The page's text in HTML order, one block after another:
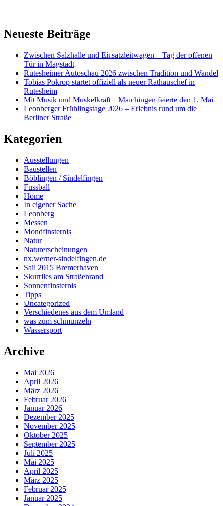
Neueste Beiträge
Zwischen Salzhalle und Einsatzleitwagen – Tag der offenen
Tür in Magstadt
Rutesheimer Autoschau 2026 zwischen Tradition und Wandel
Tobias Pokrop startet offiziell als neuer Rathauschef in
Rutesheim
Mit Musik und Muskelkraft – Maichingen feierte den 1. Mai
Leonberger Frühlingstage 2026 – Erlebnis rund um die
Berliner Straße
Kategorien
Ausstellungen
Baustellen
Böblingen / Sindelfingen
Fussball
Home
In eigener Sache
Leonberg
Messen
Mondfinsternis
Natur
Naturerscheinungen
nx.werner-sindelfingen.de
Sail 2015 Bremerhaven
Skurriles am Straßenrand
Sonnenfinsternis
Tipps
Uncategorized
Verschiedenes aus dem Umland
was zum schmunzeln
Wassersport
Archive
Mai 2026
April 2026
März 2026
Februar 2026
Januar 2026
Dezember 2025
November 2025
Oktober 2025
September 2025
Juli 2025
Mai 2025
April 2025
März 2025
Februar 2025
Januar 2025